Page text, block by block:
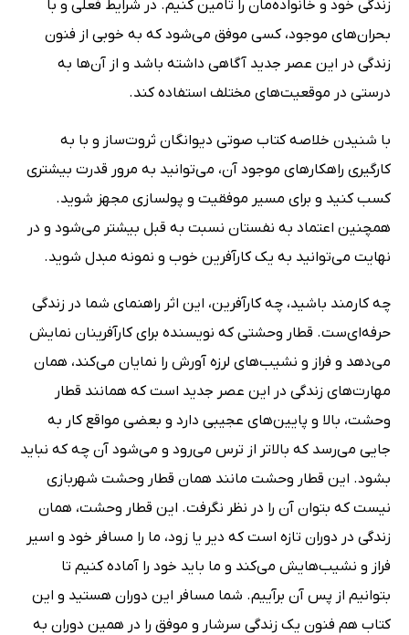
زندگی خود و خانواده‌مان را تامین کنیم. در شرایط فعلی و با
بحران‌های موجود، کسی موفق می‌شود که به خوبی از فنون
زندگی در این عصر جدید آگاهی داشته باشد و از آن‌ها به
درستی در موقعیت‌های مختلف استفاده کند.
با شنیدن خلاصه کتاب صوتی دیوانگان ثروت‌ساز و با به
کارگیری راهکارهای موجود آن، می‌توانید به مرور قدرت بیشتری
کسب کنید و برای مسیر موفقیت و پولسازی مجهز شوید.
همچنین اعتماد به نفستان نسبت به قبل بیشتر می‌شود و در
نهایت می‌توانید به یک کارآفرین خوب و نمونه مبدل شوید.
چه کارمند باشید، چه کارآفرین، این اثر راهنمای شما در زندگی
حرفه‌ای‌ست. قطار وحشتی که نویسنده برای کارآفرینان نمایش
می‌دهد و فراز و نشیب‌های لرزه آورش را نمایان می‌کند، همان
مهارت‌های زندگی در این عصر جدید است که همانند قطار
وحشت، بالا و پایین‌های عجیبی دارد و بعضی مواقع کار به
جایی می‌رسد که بالاتر از ترس می‌رود و می‌شود آن چه که نباید
بشود. این قطار وحشت مانند همان قطار وحشت شهربازی
نیست که بتوان آن را در نظر نگرفت. این قطار وحشت، همان
زندگی در دوران تازه است که دیر یا زود، ما را مسافر خود و اسیر
فراز و نشیب‌هایش می‌کند و ما باید خود را آماده کنیم تا
بتوانیم از پس آن برآییم. شما مسافر این دوران هستید و این
کتاب هم فنون یک زندگی سرشار و موفق را در همین دوران به